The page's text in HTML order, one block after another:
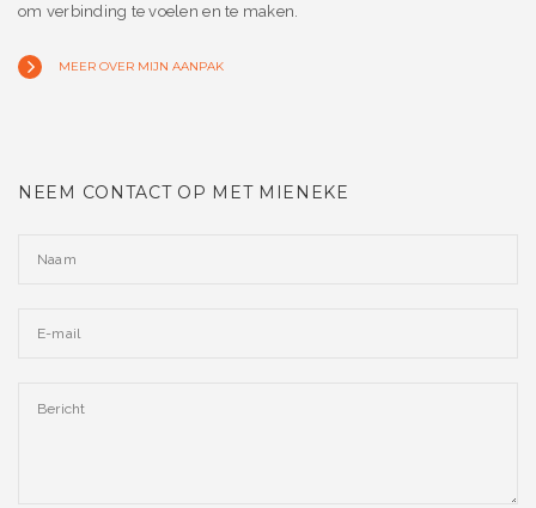
om verbinding te voelen en te maken.
MEER OVER MIJN AANPAK
NEEM CONTACT OP MET MIENEKE